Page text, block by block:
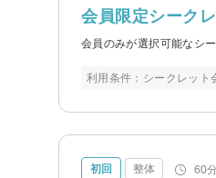
会員限定シーク
会員のみが選択可能なシ
利用条件：シークレット
初回 整体 60